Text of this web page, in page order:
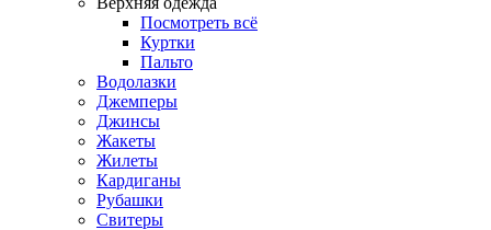
Посмотреть всё
Куртки
Пальто
Водолазки
Джемперы
Джинсы
Жакеты
Жилеты
Кардиганы
Рубашки
Свитеры